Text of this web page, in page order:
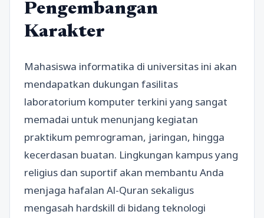
Pengembangan
Karakter
Mahasiswa informatika di universitas ini akan
mendapatkan dukungan fasilitas
laboratorium komputer terkini yang sangat
memadai untuk menunjang kegiatan
praktikum pemrograman, jaringan, hingga
kecerdasan buatan. Lingkungan kampus yang
religius dan suportif akan membantu Anda
menjaga hafalan Al-Quran sekaligus
mengasah hardskill di bidang teknologi